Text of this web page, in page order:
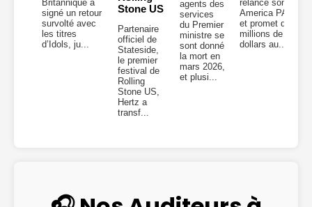
Britannique a
signé un retour
survolté avec
les titres
d’Idols, ju...
Stone US
Partenaire
officiel de
Stateside,
le premier
festival de
Rolling
Stone US,
Hertz a
transf...
agents des
services
du Premier
ministre se
sont donné
la mort en
mars 2026,
et plusi...
relance son
America PAC
et promet des
millions de
dollars au...